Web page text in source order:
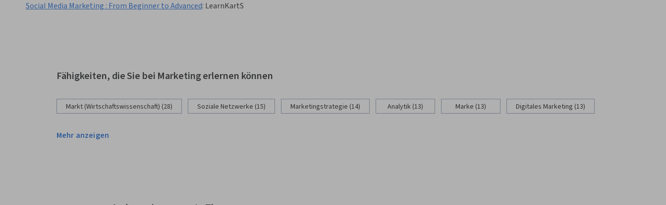
Social Media Marketing : From Beginner to Advanced: LearnKartS
Fähigkeiten, die Sie bei Marketing erlernen können
Markt (Wirtschaftswissenschaft) (28) Soziale Netzwerke (15) Marketingstrategie (14) Analytik (13) Marke (13) Digitales Marketing (13)
Mehr anzeigen